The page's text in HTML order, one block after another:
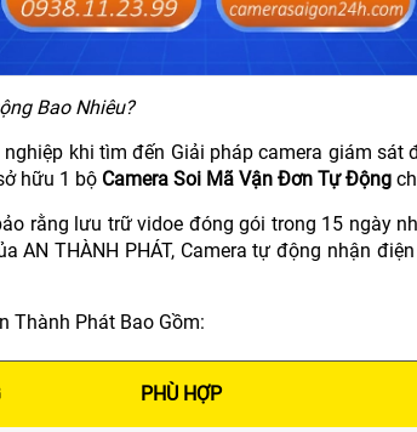
Bao Nhiêu?
khi tìm đến Giải pháp camera giám sát
hữu 1 bộ Camera Soi Mã Vận Đơn Tự Động
rằng lưu trữ vidoe đóng gói trong 15 ngày
AN THÀNH PHÁT, Camera tự động nhận
Thành Phát Bao Gồm:
PHÙ HỢP